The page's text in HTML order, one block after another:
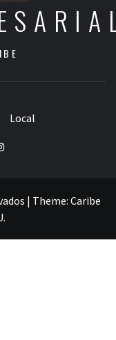
Local
| Theme: Caribe
.